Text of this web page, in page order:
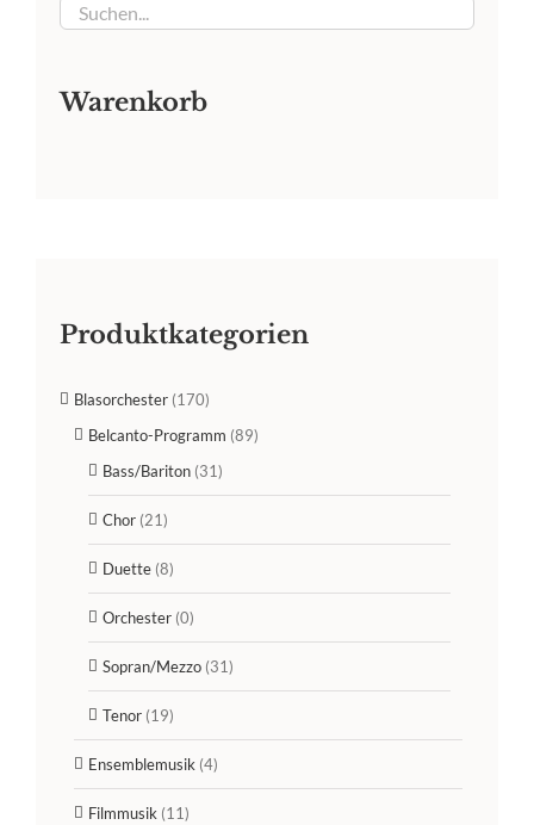
Produktkategorien
Blasorchester (170)
Belcanto-Programm (89)
Bass/Bariton (31)
Chor (21)
Duette (8)
Orchester (0)
Sopran/Mezzo (31)
Tenor (19)
Ensemblemusik (4)
Filmmusik (11)
Warenkorb